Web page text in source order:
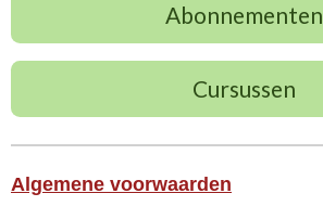
Abonnementen
Cursussen
Algemene voorwaarden